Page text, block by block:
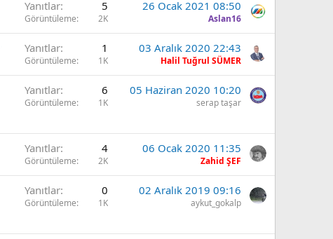
il
l
Yanıtlar 5
Görüntüleme 2K
26 Ocak 2021 08:50
Aslan16
l
i
Yanıtlar 1
Görüntüleme 1K
03 Aralık 2020 22:43
Halil Tuğrul SÜMER
i
i
Yanıtlar 6
Görüntüleme 1K
05 Haziran 2020 10:20
serap taşar
l
i
Yanıtlar 4
Görüntüleme 2K
06 Ocak 2020 11:35
Zahid ŞEF
i
Yanıtlar 0
Görüntüleme 1K
02 Aralık 2019 09:16
aykut_gokalp